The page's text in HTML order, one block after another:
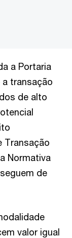
a Portaria
a transação
de alto
Transação
Normativa
de
valor igual